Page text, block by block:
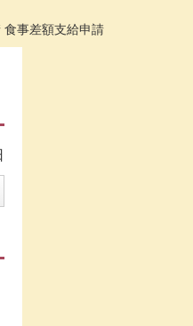
食事差額支給申請